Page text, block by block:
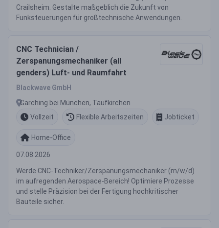
Crailsheim. Gestalte maßgeblich die Zukunft von
Funksteuerungen für großtechnische Anwendungen.
CNC Technician /
Zerspanungsmechaniker (all
genders) Luft- und Raumfahrt
Blackwave GmbH
Garching bei München, Taufkirchen
Vollzeit
Flexible Arbeitszeiten Jobticket
Home-Office
07.08.2026
Werde CNC-Techniker/Zerspanungsmechaniker (m/w/d)
im aufregenden Aerospace-Bereich! Optimiere Prozesse
und stelle Präzision bei der Fertigung hochkritischer
Bauteile sicher.